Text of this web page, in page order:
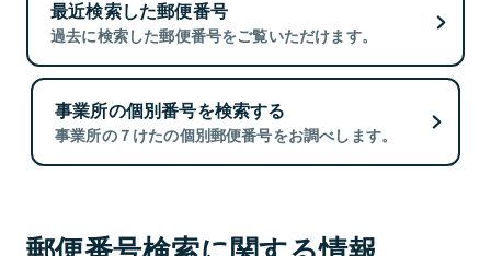
最近検索した郵便番号
過去に検索した郵便番号をご覧いただけます。
事業所の個別番号を検索する
事業所の７けたの個別郵便番号をお調べします。